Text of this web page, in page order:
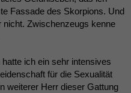
Fassade des Skorpions. Und
nicht. Zwischenzeugs kenne
ich ein sehr intensives
für die Sexualität
weiterer Herr dieser Gattung